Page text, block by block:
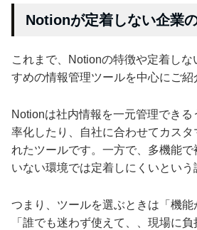
Notionが定着しない企業
これまで、Notionの特徴や定着し
すめの情報管理ツールを中心にご紹
Notionは社内情報を一元管理でき
率化したり、自社に合わせてカス
れたツールです。一方で、多機能
いない環境では定着しにくいという
つまり、ツールを選ぶときは「機能
「誰でも迷わず使えて、、現場に